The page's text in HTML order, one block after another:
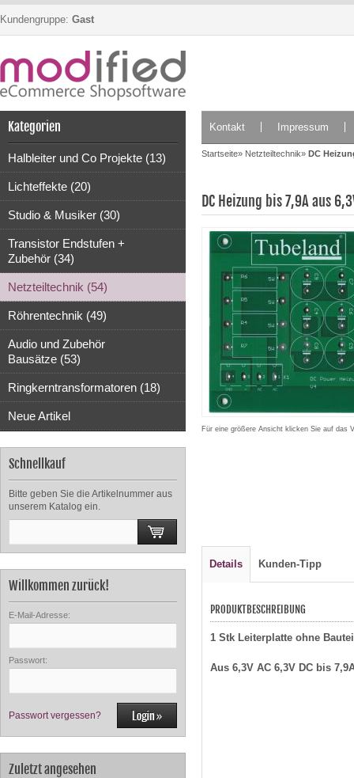
Kundengruppe: Gast
Kategorien
Halbleiter und Co Projekte (13)
Lichteffekte (20)
Studio & Musiker (30)
Transistor Endstufen +
Zubehör (34)
Netzteiltechnik (54)
Röhrentechnik (49)
Audio und Zubehör
Bausätze (53)
Ringkerntransformatoren (18)
Neue Artikel
Schnellkauf
Bitte geben Sie die Artikelnummer aus
unserem Katalog ein.
Willkommen zurück!
E-Mail-Adresse:
Passwort:
Passwort vergessen?
Zuletzt angesehen
Kontakt Impressum
Startseite» Netzteiltechnik» DC
DC Heizung bis 7,9A aus
Für eine größere Ansicht klicken Sie auf das
Details Kunden-Tipp
PRODUKTBESCHREIBUNG
1 Stk Leiterplatte ohne
Aus 6,3V AC 6,3V DC bis